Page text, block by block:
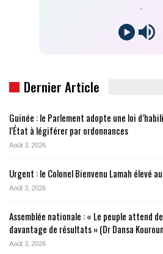
Dernier Article
Guinée : le Parlement adopte une loi
l’État à légiférer par ordonnances
Août 3, 2026
Urgent : le Colonel Bienvenu Lamah élevé
Août 3, 2026
Assemblée nationale : « Le peuple attend
davantage de résultats » (Dr Dansa
Août 3, 2026